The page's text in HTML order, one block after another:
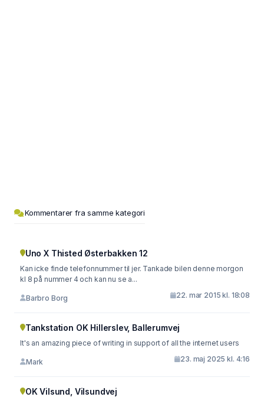
Kommentarer fra samme kategori
Uno X Thisted Østerbakken 12
Kan icke finde telefonnummer til jer. Tankade bilen denne morgon
kl 8 på nummer 4 och kan nu se a...
Barbro Borg 22. mar 2015 kl. 18:08
Tankstation OK Hillerslev, Ballerumvej
It's an amazing piece of writing in support of all the internet users
Mark 23. maj 2025 kl. 4:16
OK Vilsund, Vilsundvej